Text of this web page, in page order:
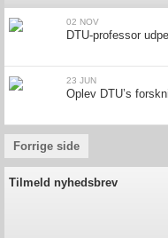
02 NOV
DTU-professor
23 JUN
Oplev DTU’s
Forrige side
Tilmeld nyhedsbrev